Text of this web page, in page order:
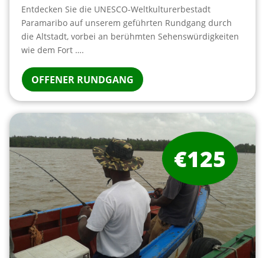
Entdecken Sie die UNESCO-Weltkulturerbestadt
Paramaribo auf unserem geführten Rundgang durch
die Altstadt, vorbei an berühmten Sehenswürdigkeiten
wie dem Fort ….
OFFENER RUNDGANG
€125